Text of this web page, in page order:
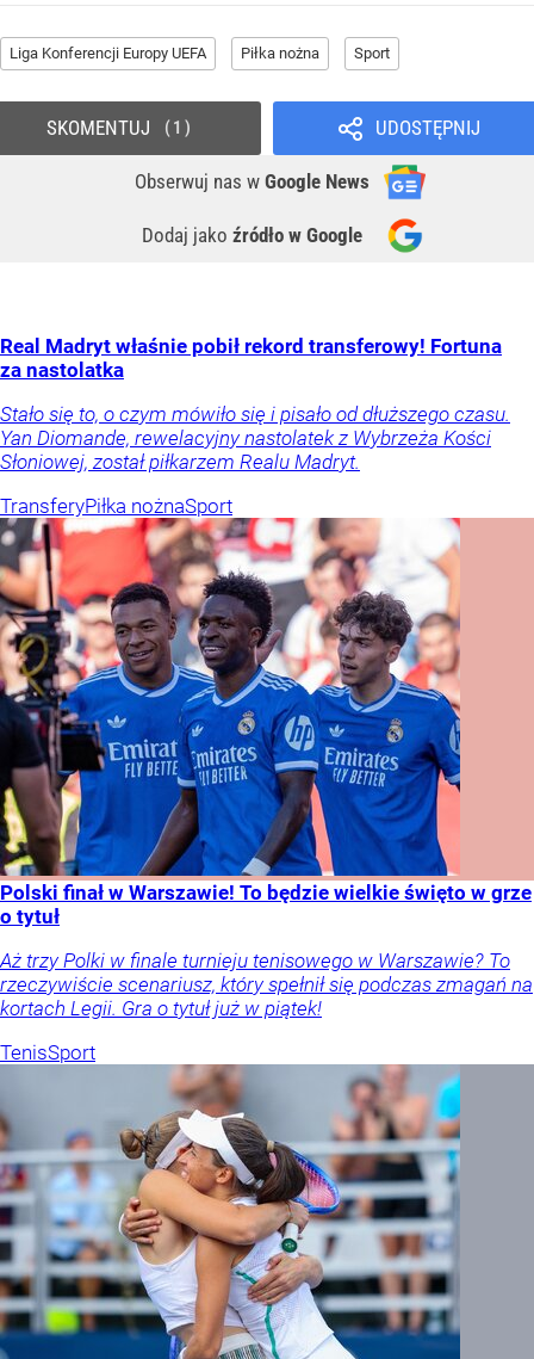
Liga Konferencji Europy UEFA Piłka nożna Sport
UDOSTĘPNIJ
Obserwuj nas w Google News
Dodaj jako źródło w Google
SKOMENTUJ 1
Real Madryt właśnie pobił rekord transferowy! Fortuna
za nastolatka
Stało się to, o czym mówiło się i pisało od dłuższego czasu.
Yan Diomande, rewelacyjny nastolatek z Wybrzeża Kości
Słoniowej, został piłkarzem Realu Madryt.
TransferyPiłka nożnaSport
Polski finał w Warszawie! To będzie wielkie święto w grze
o tytuł
Aż trzy Polki w finale turnieju tenisowego w Warszawie? To
rzeczywiście scenariusz, który spełnił się podczas zmagań na
kortach Legii. Gra o tytuł już w piątek!
TenisSport